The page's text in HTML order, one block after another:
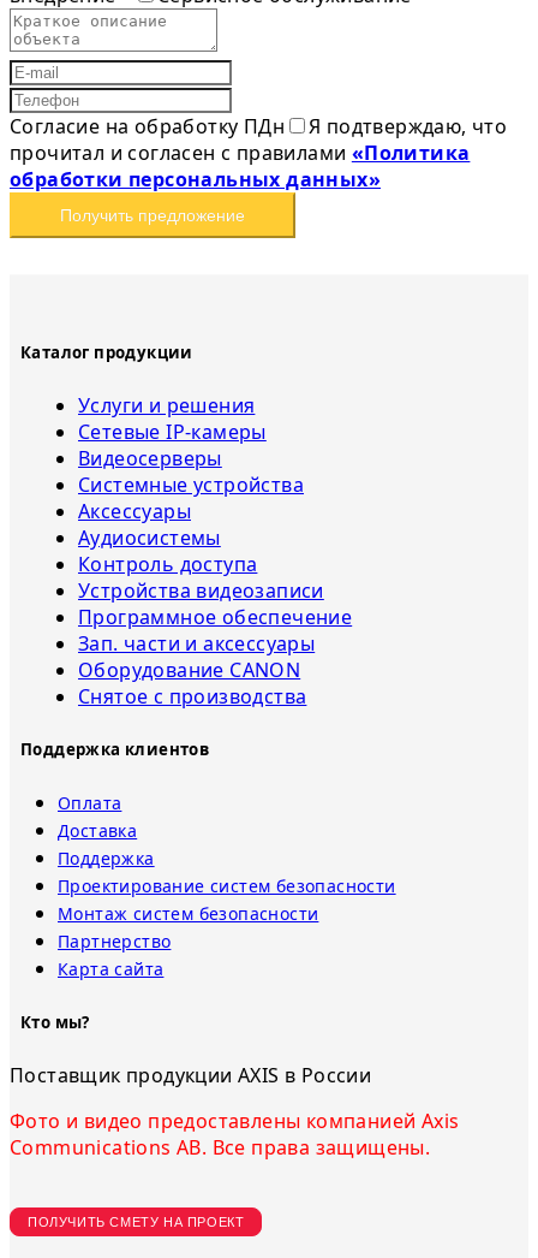
Согласие на обработку ПДн
Я подтверждаю, что
прочитал и согласен с правилами «Политика
обработки персональных данных»
Получить предложение
Каталог продукции
Услуги и решения
Сетевые IP-камеры
Видеосерверы
Системные устройства
Аксессуары
Аудиосистемы
Контроль доступа
Устройства видеозаписи
Программное обеспечение
Зап. части и аксессуары
Оборудование CANON
Снятое с прoизвoдства
Поддержка клиентов
Оплата
Доставка
Поддержка
Проектирование систем безопасности
Монтаж систем безопасности
Партнерство
Карта сайта
Кто мы?
Поставщик продукции AXIS в России
Фото и видео предоставлены компанией Axis
Communications AB. Все права защищены.
ПОЛУЧИТЬ СМЕТУ НА ПРОЕКТ